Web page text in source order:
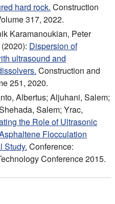
hard rock. Construction
317, 2022.
Karamanoukian, Peter
Dispersion of
ultrasound and
Construction and
251, 2020.
Albertus; Aljuhani, Salem;
Salem; Yrac,
the Role of Ultrasonic
Flocculation
Study. Conference:
Conference 2015.